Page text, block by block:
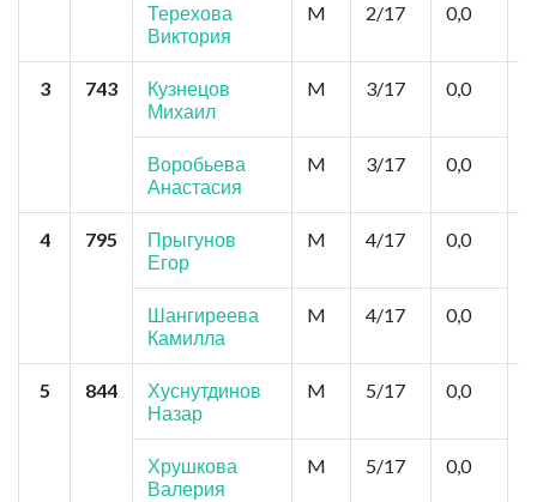
Терехова
Виктория
M 2/17 0,0
3 743
Кузнецов
Михаил
M 3/17 0,0
Воробьева
Анастасия
M 3/17 0,0
4 795
Прыгунов
Егор
M 4/17 0,0
Шангиреева
Камилла
M 4/17 0,0
5 844
Хуснутдинов
Назар
M 5/17 0,0
Хрушкова
Валерия
M 5/17 0,0